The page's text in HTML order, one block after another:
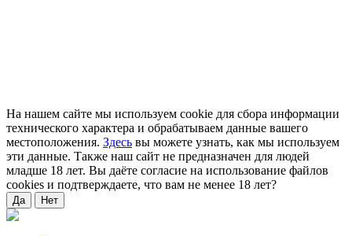
На нашем сайте мы используем cookie для сбора информации
технического характера и обрабатываем данные вашего
местоположения. Здесь вы можете узнать, как мы используем
эти данные. Также наш сайт не предназначен для людей
младше 18 лет. Вы даёте согласие на использование файлов
cookies и подтверждаете, что вам не менее 18 лет?
Да Нет